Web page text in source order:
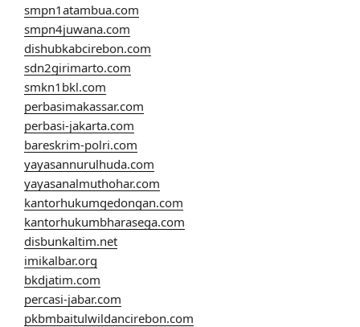
smpn1atambua.com
smpn4juwana.com
dishubkabcirebon.com
sdn2girimarto.com
smkn1bkl.com
perbasimakassar.com
perbasi-jakarta.com
bareskrim-polri.com
yayasannurulhuda.com
yayasanalmuthohar.com
kantorhukumgedongan.com
kantorhukumbharasega.com
disbunkaltim.net
imikalbar.org
bkdjatim.com
percasi-jabar.com
pkbmbaitulwildancirebon.com